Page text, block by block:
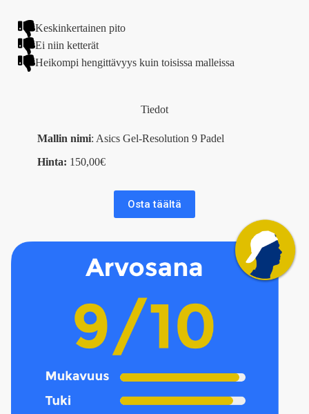
Keskinkertainen pito
Ei niin ketterät
Heikompi hengittävyys kuin toisissa malleissa
Tiedot
Mallin nimi: Asics Gel-Resolution 9 Padel
Hinta: 150,00€
Osta täältä